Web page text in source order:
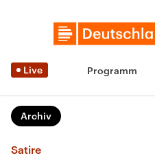
Live Programm
Archiv
Satire